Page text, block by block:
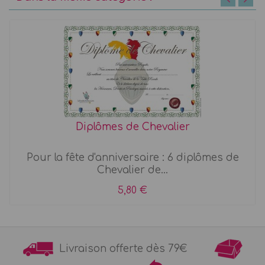
Diplômes de Chevalier
Pour la fête d'anniversaire : 6 diplômes de
Chevalier de...
5,80 €
Livraison offerte dès 79€